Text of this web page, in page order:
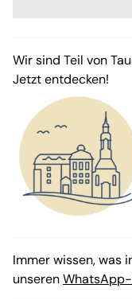
Wir sind Teil von
Jetzt entdecken!
Immer wissen, was
unseren